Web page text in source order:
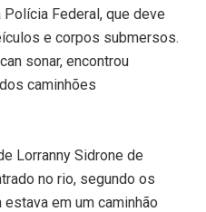
Federal, que deve
e corpos submersos.
sonar, encontrou
caminhões
Lorranny Sidrone de
no rio, segundo os
em um caminhão